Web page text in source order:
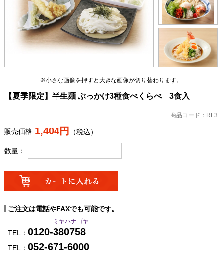
※小さな画像を押すと大きな画像が切り替わります。
【夏季限定】半生麺 ぶっかけ3種食べくらべ 3食入
商品コード：RF3
販売価格 1,404円 （税込）
数量：
ご注文は電話やFAXでも可能です。
ミヤハナゴヤ
TEL： 0120-380758
TEL： 052-671-6000